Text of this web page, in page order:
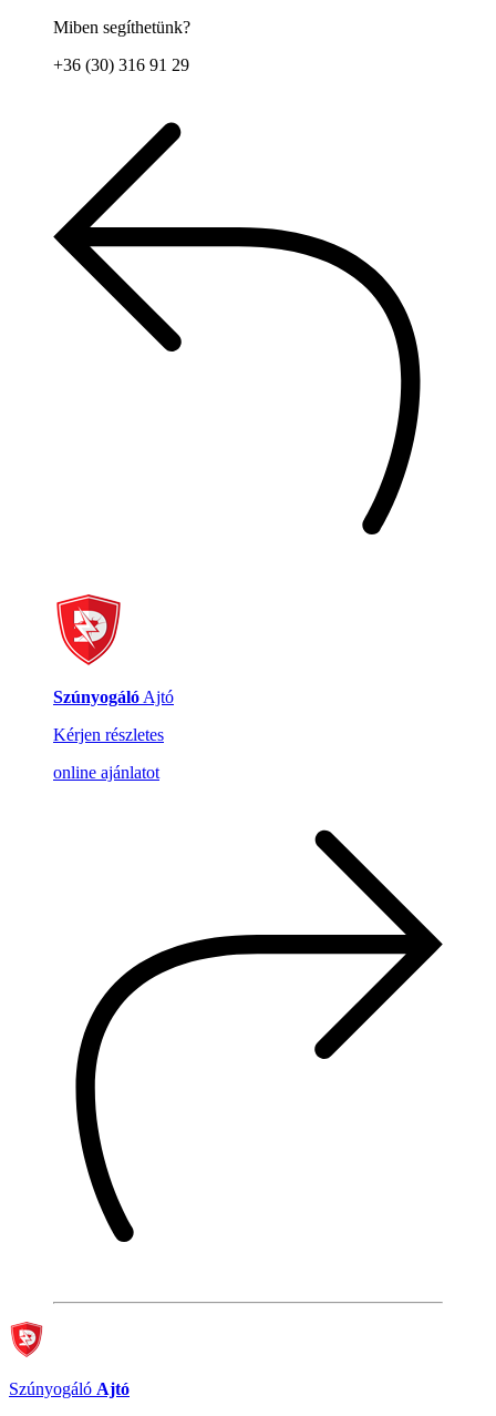
Miben segíthetünk?
+36 (30) 316 91 29
Szúnyogáló Ajtó
Kérjen részletes
online ajánlatot
Szúnyogáló Ajtó